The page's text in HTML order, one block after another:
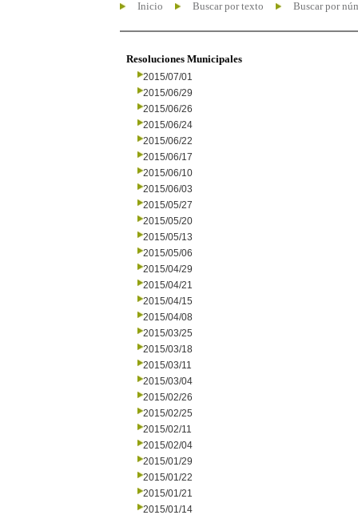
Inicio Buscar por texto Buscar por
Resoluciones Municipales
2015/07/01
2015/06/29
2015/06/26
2015/06/24
2015/06/22
2015/06/17
2015/06/10
2015/06/03
2015/05/27
2015/05/20
2015/05/13
2015/05/06
2015/04/29
2015/04/21
2015/04/15
2015/04/08
2015/03/25
2015/03/18
2015/03/11
2015/03/04
2015/02/26
2015/02/25
2015/02/11
2015/02/04
2015/01/29
2015/01/22
2015/01/21
2015/01/14